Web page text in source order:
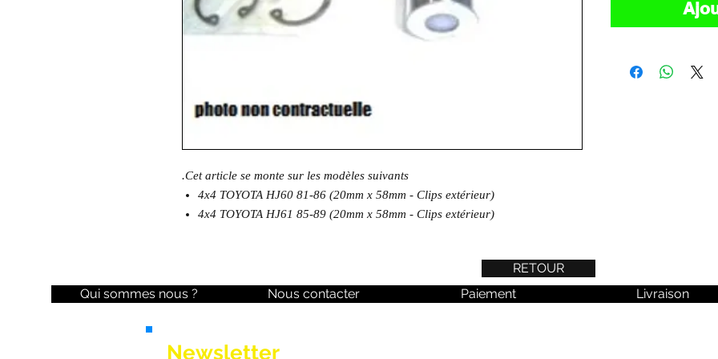
.Cet article se monte sur les modèles suivants
4x4 TOYOTA HJ60 81-86 (20mm x 58mm - Clips extérieur)
4x4 TOYOTA HJ61 85-89 (20mm x 58mm - Clips extérieur)
RETOUR
Qui sommes nous ?
Nous contacter Paiement Livraison
Newsletter